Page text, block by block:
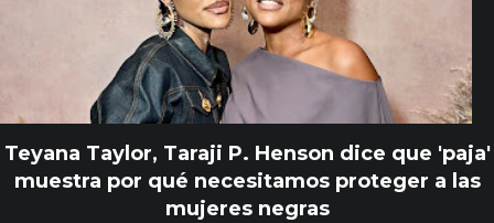
Teyana Taylor, Taraji P. Henson dice que 'paja'
muestra por qué necesitamos proteger a las
mujeres negras